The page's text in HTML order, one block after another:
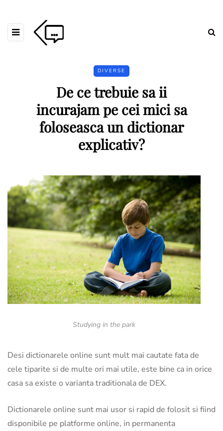
DIVERSE
De ce trebuie sa ii
incurajam pe cei mici sa
foloseasca un dictionar
explicativ?
Studying in the park
Desi dictionarele online sunt mult mai cautate fata de
cele tiparite si de multe ori mai utile, este bine ca in orice
casa sa existe o varianta traditionala de DEX.
Dictionarele online sunt mai usor si rapid de folosit si fiind
disponibile pe platforme online, in permanenta